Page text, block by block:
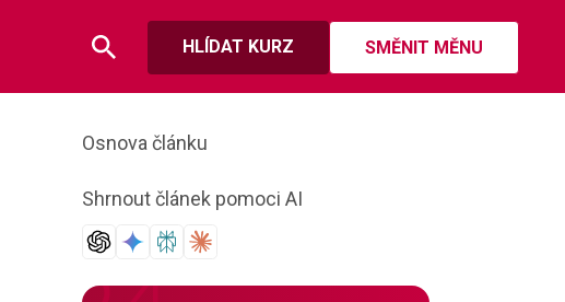
HLÍDAT KURZ SMĚNIT MĚNU
Osnova článku
Shrnout článek pomoci AI